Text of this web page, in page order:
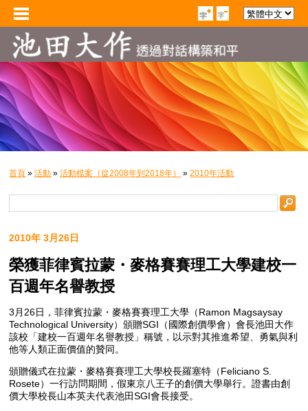
首頁 »活動 »活動檔案（從2008年到2018年） »2010年活動
2010年 3月26日
榮獲菲律賓拉蒙・麥格賽賽理工大學建校一
百週年名譽教授
3月26日，菲律賓拉蒙・麥格賽賽理工大學（Ramon Magsaysay
Technological University）頒贈SGI（國際創價學會）會長池田大作
該校「建校一百週年名譽教授」稱號，以示對其推進希望、勇氣與利
他等人類正面價值的贊同。
頒贈儀式在拉蒙・麥格賽賽理工大學校長羅塞特（Feliciano S.
Rosete）一行訪問期間，假東京八王子的創價大學舉行。證書由創
價大學校長山本英夫代表池田SGI會長接受。